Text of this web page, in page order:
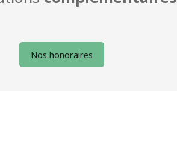
Nos honoraires